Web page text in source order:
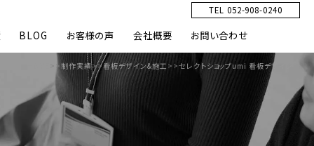
BLOG お客様の声 会社概要 お問い合わせ
TEL 052-908-0240
>>制作実績>>看板デザイン&施工 >>セレクトショップumi 看板デザイン